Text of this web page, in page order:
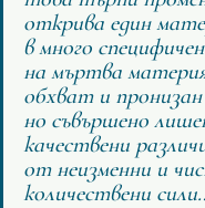
открива един
в много
на мъртва
обхват и
но съвършено
качествени
от неизменни и
количествени